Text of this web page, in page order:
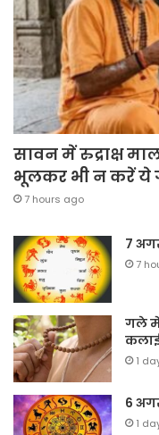
सावन में रुद्राक्ष
भूलकर भी न करें ये
7 hours ago
7
7
गले में
1
6
1